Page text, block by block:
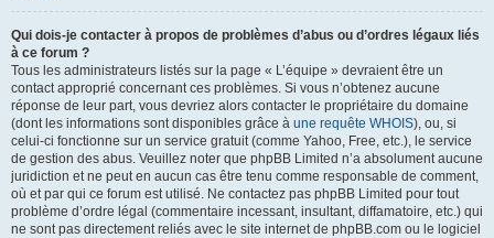
Qui dois-je contacter à propos de problèmes d’abus ou d’ordres légaux liés
à ce forum ?
Tous les administrateurs listés sur la page « L’équipe » devraient être un
contact approprié concernant ces problèmes. Si vous n’obtenez aucune
réponse de leur part, vous devriez alors contacter le propriétaire du domaine
(dont les informations sont disponibles grâce à une requête WHOIS), ou, si
celui-ci fonctionne sur un service gratuit (comme Yahoo, Free, etc.), le service
de gestion des abus. Veuillez noter que phpBB Limited n’a absolument aucune
juridiction et ne peut en aucun cas être tenu comme responsable de comment,
où et par qui ce forum est utilisé. Ne contactez pas phpBB Limited pour tout
problème d’ordre légal (commentaire incessant, insultant, diffamatoire, etc.) qui
ne sont pas directement reliés avec le site internet de phpBB.com ou le logiciel